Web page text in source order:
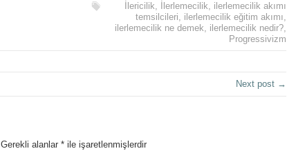
İlericilik, İlerlemecilik, ilerlemecilik akımı
temsilcileri, ilerlemecilik eğitim akımı,
ilerlemecilik ne demek, ilerlemecilik nedir?,
Progressivizm
Next post →
Gerekli alanlar * ile işaretlenmişlerdir